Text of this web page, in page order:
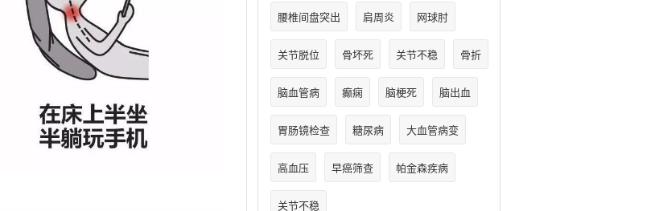
腰椎间盘突出 肩周炎 网球肘
关节脱位 骨坏死 关节不稳 骨折
脑血管病 癫痫 脑梗死 脑出血
胃肠镜检查 糖尿病 大血管病变
高血压 早癌筛查 帕金森疾病
关节不稳